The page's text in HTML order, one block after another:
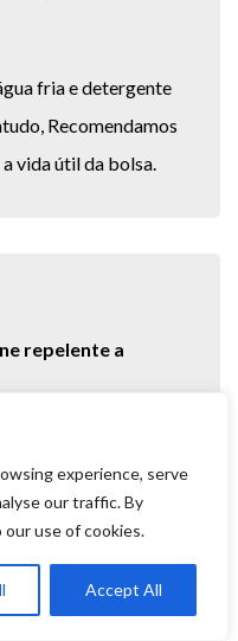
experience, serve
our traffic. By
use of cookies.
Accept All
fria e detergente
Recomendamos
vida útil da bolsa.
repelente a
Basta limpá -
lidar com chuva
itens secos.